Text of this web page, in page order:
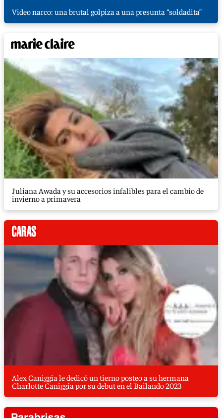
Video narco: una brutal golpiza a una presunta “soldadita”
Juliana Awada y su accesorios infalibles para el cambio de
invierno a primavera
Alex Caniggia le dedicó un tierno posteo a su hermana
Charlotte Caniggia por su debut en el Bailando 2023